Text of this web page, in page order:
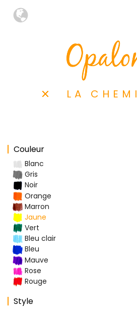
LA
Couleur
Blanc
Gris
Noir
Orange
Marron
Jaune
Vert
Bleu clair
Bleu
Mauve
Rose
Rouge
Style